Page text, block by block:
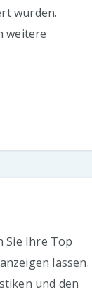
wurden.
weitere
Sie Ihre Top
lassen.
und den